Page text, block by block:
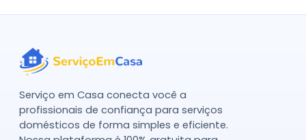
Serviço em Casa conecta você a
profissionais de confiança para serviços
domésticos de forma simples e eficiente.